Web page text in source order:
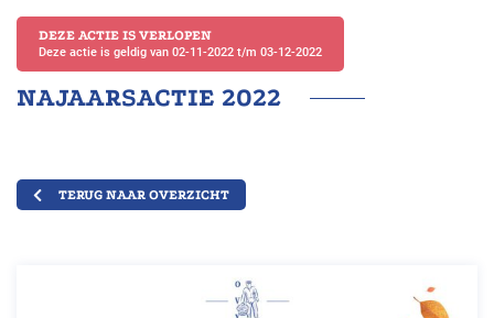
DEZE ACTIE IS VERLOPEN
Deze actie is geldig van 02-11-2022 t/m 03-12-2022
NAJAARSACTIE 2022
TERUG NAAR OVERZICHT